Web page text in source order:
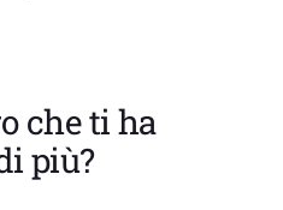
che ti ha
più?